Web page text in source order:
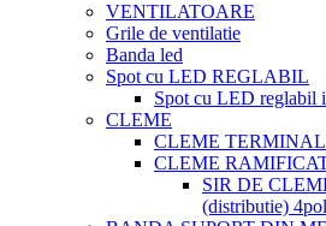
VENTILATOARE
Grile de ventilatie
Banda led
Spot cu LED REGLABIL
Spot cu LED reglabil
CLEME
CLEME
CLEME
SIR DE
(distributie)